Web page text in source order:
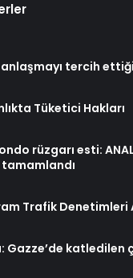
tercih
Tüketici Hakları
rüzgarı esti:
Trafik Denetimleri
Gazze’de